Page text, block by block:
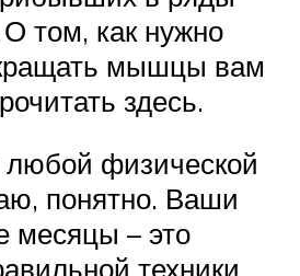
О том, как нужно
мышцы вам
здесь.
любой физической
понятно. Ваши
месяцы – это
техники